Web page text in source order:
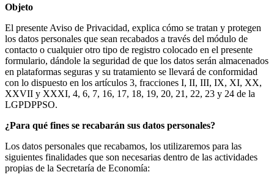
Objeto
El presente Aviso de Privacidad, explica cómo se tratan y protegen
los datos personales que sean recabados a través del módulo de
contacto o cualquier otro tipo de registro colocado en el presente
formulario, dándole la seguridad de que los datos serán almacenados
en plataformas seguras y su tratamiento se llevará de conformidad
con lo dispuesto en los artículos 3, fracciones I, II, III, IX, XI, XX,
XXVII y XXXI, 4, 6, 7, 16, 17, 18, 19, 20, 21, 22, 23 y 24 de la
LGPDPPSO.
¿Para qué fines se recabarán sus datos personales?
Los datos personales que recabamos, los utilizaremos para las
siguientes finalidades que son necesarias dentro de las actividades
propias de la Secretaría de Economía: